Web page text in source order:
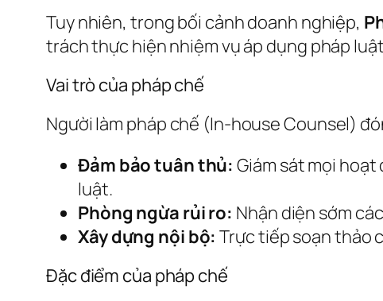
Tuy nhiên, trong bối cảnh doanh nghiệp,
trách thực hiện nhiệm vụ áp dụng pháp
Vai trò của pháp chế
Người làm pháp chế (In-house Counsel)
Đảm bảo tuân thủ: Giám sát mọi
luật.
Phòng ngừa rủi ro: Nhận diện sớm
Xây dựng nội bộ: Trực tiếp soạn thảo
Đặc điểm của pháp chế